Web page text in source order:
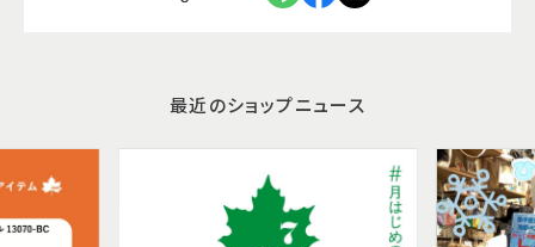
最近のショップニュース